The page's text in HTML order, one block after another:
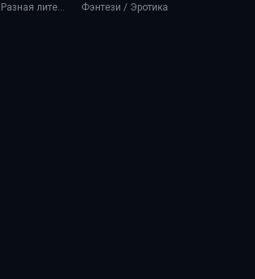
Романы / Эротика / Разная литература Фэнтези / Эротика